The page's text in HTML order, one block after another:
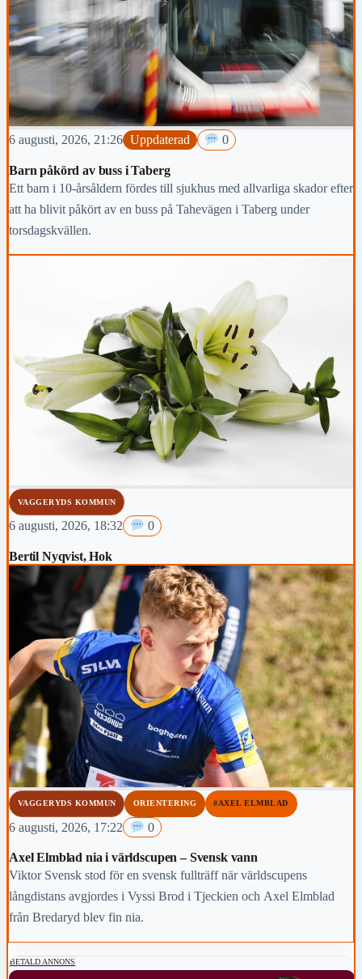
6 augusti, 2026, 21:26 Uppdaterad 0
Barn påkörd av buss i Taberg
Ett barn i 10-årsåldern fördes till sjukhus med allvarliga skador efter
att ha blivit påkört av en buss på Tahevägen i Taberg under
torsdagskvällen.
VAGGERYDS KOMMUN
6 augusti, 2026, 18:32 0
Bertil Nyqvist, Hok
VAGGERYDS KOMMUN ORIENTERING #AXEL ELMBLAD
6 augusti, 2026, 17:22 0
Axel Elmblad nia i världscupen – Svensk vann
Viktor Svensk stod för en svensk fullträff när världscupens
långdistans avgjordes i Vyssi Brod i Tjeckien och Axel Elmblad
från Bredaryd blev fin nia.
BETALD ANNONS